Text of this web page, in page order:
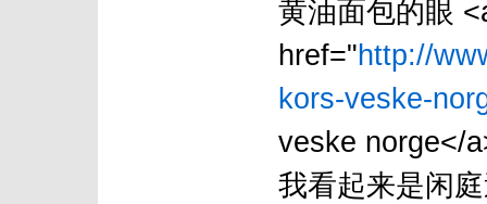
黄油面包的眼
href="http://
kors-veske-
veske norge</
我看起来是闲